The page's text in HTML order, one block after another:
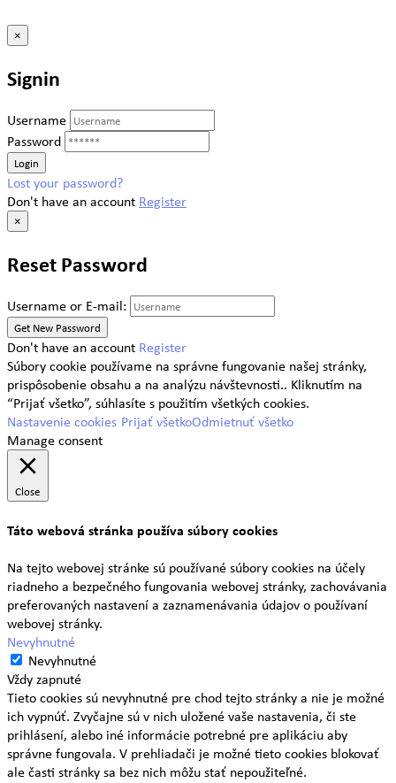
×
Signin
Username
Password
Lost your password?
Don't have an account Register
×
Reset Password
Username or E-mail:
Don't have an account Register
Súbory cookie používame na správne fungovanie našej stránky,
prispôsobenie obsahu a na analýzu návštevnosti.. Kliknutím na
“Prijať všetko”, súhlasíte s použitím všetkých cookies.
Nastavenie cookies Prijať všetkoOdmietnuť všetko
Manage consent
Close
Táto webová stránka používa súbory cookies
Na tejto webovej stránke sú používané súbory cookies na účely
riadneho a bezpečného fungovania webovej stránky, zachovávania
preferovaných nastavení a zaznamenávania údajov o používaní
webovej stránky.
Nevyhnutné
Nevyhnutné
Vždy zapnuté
Tieto cookies sú nevyhnutné pre chod tejto stránky a nie je možné
ich vypnúť. Zvyčajne sú v nich uložené vaše nastavenia, či ste
prihlásení, alebo iné informácie potrebné pre aplikáciu aby
správne fungovala. V prehliadači je možné tieto cookies blokovať
ale časti stránky sa bez nich môžu stať nepoužiteľné.